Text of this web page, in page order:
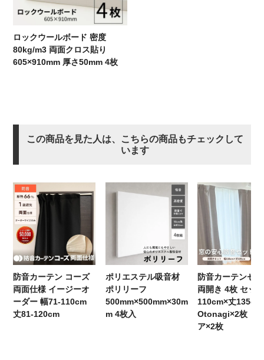
ロックウールボード 密度
80kg/m3 両面クロス貼り
605×910mm 厚さ50mm 4枚
この商品を見た人は、こちらの商品もチェックして
います
防音カーテン コーズ
両面仕様 イージーオ
ーダー 幅71-110cm
丈81-120cm
ポリエステル吸音材
ポリリーフ
500mm×500mm×30m
m 4枚入
防音カーテンセ
両開き 4枚 セッ
110cm×丈135cm
Otonagi×2枚 ト
ア×2枚